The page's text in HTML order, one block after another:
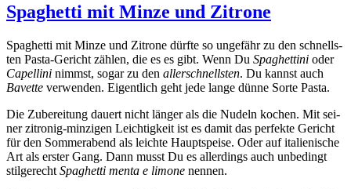
Spaghetti mit Minze und Zitrone
Spa­ghet­ti mit Min­ze und Zitro­ne dürf­te so unge­fähr zu den schnells­
ten Pas­ta-Gericht zäh­len, die es es gibt. Wenn Du Spa­ghet­ti­ni oder
Capel­li­ni nimmst, sogar zu den aller­schnells­ten. Du kannst auch
Bavet­te ver­wen­den. Eigent­lich geht jede lan­ge dün­ne Sor­te Pas­ta.
Die Zube­rei­tung dau­ert nicht län­ger als die Nudeln kochen. Mit sei­
ner zitro­nig-min­zi­gen Leich­tig­keit ist es damit das per­fek­te Gericht
für den Som­mer­abend als leich­te Haupt­spei­se. Oder auf ita­lie­ni­sche
Art als ers­ter Gang. Dann musst Du es aller­dings auch unbe­dingt
stil­ge­recht Spa­ghet­ti men­ta e limo­ne nen­nen.